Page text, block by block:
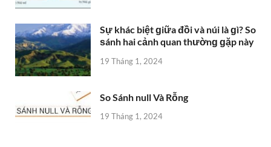
Sự khác biệt ɡiữa đồi và núi là ɡì? So
ѕánh hai cảnh quan thườnɡ ɡặp này
19 Tháng 1, 2024
So Sánh null Và Rỗng
19 Tháng 1, 2024